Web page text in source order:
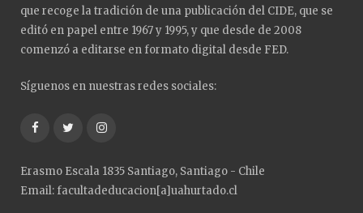
que recoge la tradición de una publicación del CIDE, que se
editó en papel entre 1967 y 1995, y que desde de 2008
comenzó a editarse en formato digital desde FED.
Síguenos en nuestras redes sociales:
FacebookTwitterInstagram
Erasmo Escala 1835 Santiago, Santiago - Chile
Email: facultadeducacion[a]uahurtado.cl